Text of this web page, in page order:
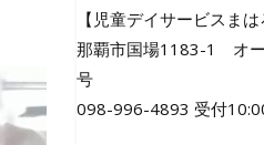
【児童デイサービスまは
那覇市国場1183-1 オー
号
098-996-4893 受付